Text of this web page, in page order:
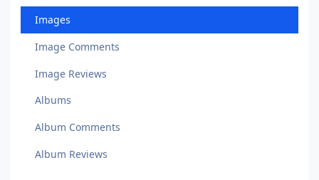
Images
Image Comments
Image Reviews
Albums
Album Comments
Album Reviews